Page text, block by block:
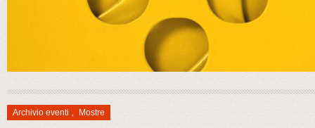
Archivio eventi , Mostre